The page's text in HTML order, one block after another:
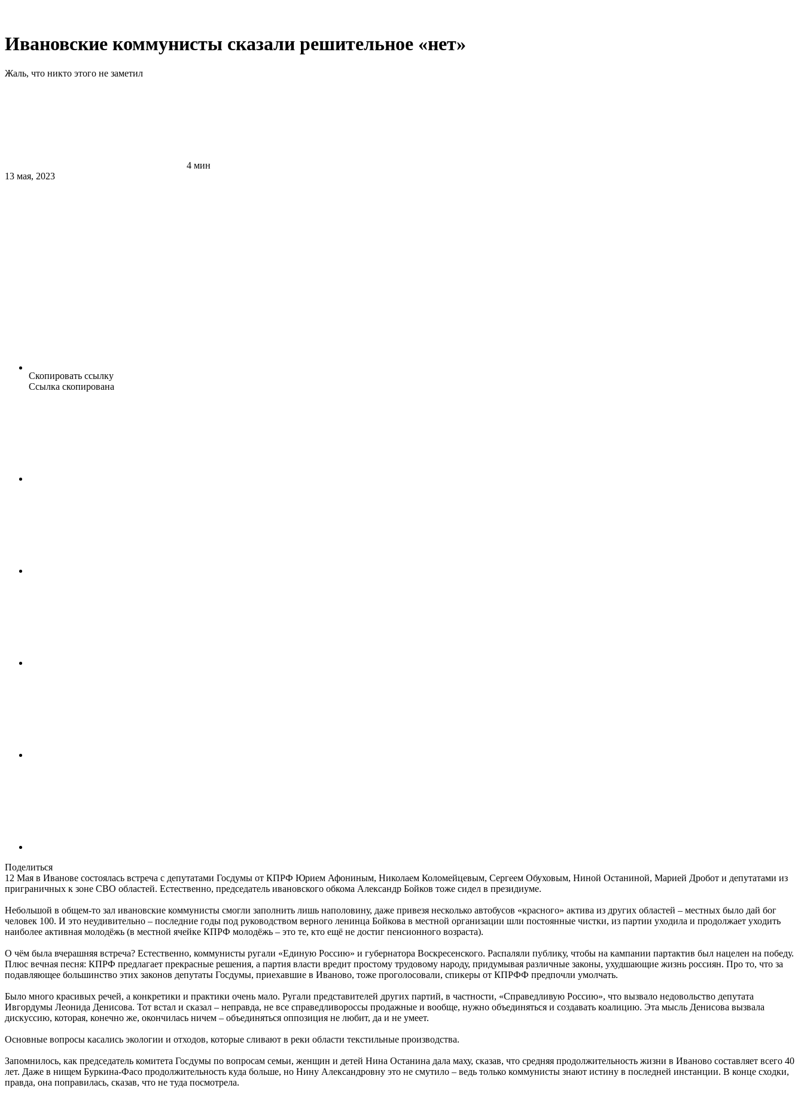
Ивановские коммунисты сказали решительное «нет»
Жаль, что никто этого не заметил
4 мин
13 мая, 2023
Скопировать ссылку
Ссылка скопирована
Поделиться
12 Мая в Иванове состоялась встреча с депутатами Госдумы от КПРФ Юрием Афониным, Николаем Коломейцевым, Сергеем Обуховым, Ниной Останиной, Марией Дробот и депутатами из
приграничных к зоне СВО областей. Естественно, председатель ивановского обкома Александр Бойков тоже сидел в президиуме.
Небольшой в общем-то зал ивановские коммунисты смогли заполнить лишь наполовину, даже привезя несколько автобусов «красного» актива из других областей – местных было дай бог
человек 100. И это неудивительно – последние годы под руководством верного ленинца Бойкова в местной организации шли постоянные чистки, из партии уходила и продолжает уходить
наиболее активная молодёжь (в местной ячейке КПРФ молодёжь – это те, кто ещё не достиг пенсионного возраста).
О чём была вчерашняя встреча? Естественно, коммунисты ругали «Единую Россию» и губернатора Воскресенского. Распаляли публику, чтобы на кампании партактив был нацелен на победу.
Плюс вечная песня: КПРФ предлагает прекрасные решения, а партия власти вредит простому трудовому народу, придумывая различные законы, ухудшающие жизнь россиян. Про то, что за
подавляющее большинство этих законов депутаты Госдумы, приехавшие в Иваново, тоже проголосовали, спикеры от КПРФФ предпочли умолчать.
Было много красивых речей, а конкретики и практики очень мало. Ругали представителей других партий, в частности, «Справедливую Россию», что вызвало недовольство депутата
Ивгордумы Леонида Денисова. Тот встал и сказал – неправда, не все справедливороссы продажные и вообще, нужно объединяться и создавать коалицию. Эта мысль Денисова вызвала
дискуссию, которая, конечно же, окончилась ничем – объединяться оппозиция не любит, да и не умеет.
Основные вопросы касались экологии и отходов, которые сливают в реки области текстильные производства.
Запомнилось, как председатель комитета Госдумы по вопросам семьи, женщин и детей Нина Останина дала маху, сказав, что средняя продолжительность жизни в Иваново составляет всего 40
лет. Даже в нищем Буркина-Фасо продолжительность куда больше, но Нину Александровну это не смутило – ведь только коммунисты знают истину в последней инстанции. В конце сходки,
правда, она поправилась, сказав, что не туда посмотрела.